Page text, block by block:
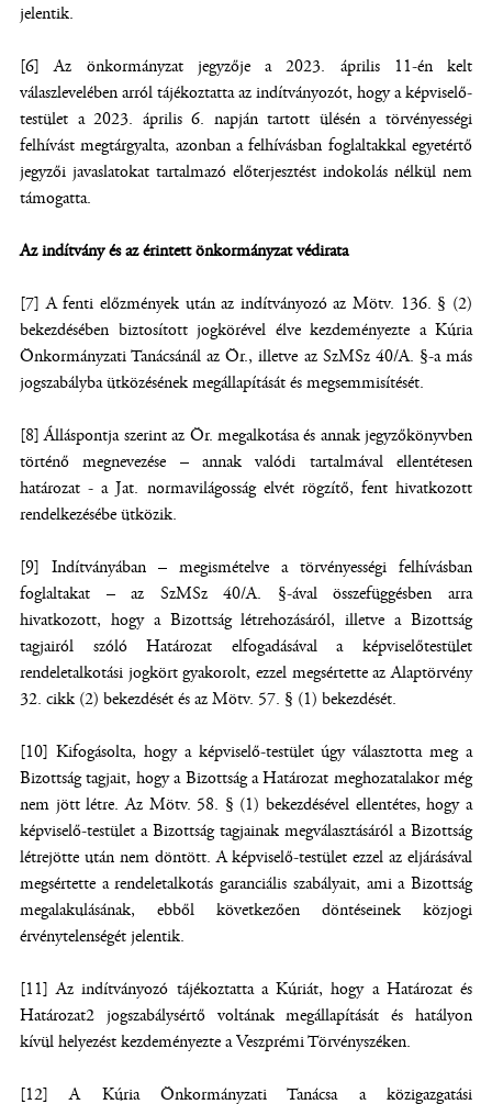
jelentik.
[6] Az önkormányzat jegyzője a 2023. április 11-én kelt
válaszlevelében arról tájékoztatta az indítványozót, hogy a képviselő-
testület a 2023. április 6. napján tartott ülésén a törvényességi
felhívást megtárgyalta, azonban a felhívásban foglaltakkal egyetértő
jegyzői javaslatokat tartalmazó előterjesztést indokolás nélkül nem
támogatta.
Az indítvány és az érintett önkormányzat védirata
[7] A fenti előzmények után az indítványozó az Mötv. 136. § (2)
bekezdésében biztosított jogkörével élve kezdeményezte a Kúria
Önkormányzati Tanácsánál az Ör., illetve az SzMSz 40/A. §-a más
jogszabályba ütközésének megállapítását és megsemmisítését.
[8] Álláspontja szerint az Ör. megalkotása és annak jegyzőkönyvben
történő megnevezése – annak valódi tartalmával ellentétesen
határozat - a Jat. normavilágosság elvét rögzítő, fent hivatkozott
rendelkezésébe ütközik.
[9] Indítványában – megismételve a törvényességi felhívásban
foglaltakat – az SzMSz 40/A. §-ával összefüggésben arra
hivatkozott, hogy a Bizottság létrehozásáról, illetve a Bizottság
tagjairól szóló Határozat elfogadásával a képviselőtestület
rendeletalkotási jogkört gyakorolt, ezzel megsértette az Alaptörvény
32. cikk (2) bekezdését és az Mötv. 57. § (1) bekezdését.
[10] Kifogásolta, hogy a képviselő-testület úgy választotta meg a
Bizottság tagjait, hogy a Bizottság a Határozat meghozatalakor még
nem jött létre. Az Mötv. 58. § (1) bekezdésével ellentétes, hogy a
képviselő-testület a Bizottság tagjainak megválasztásáról a Bizottság
létrejötte után nem döntött. A képviselő-testület ezzel az eljárásával
megsértette a rendeletalkotás garanciális szabályait, ami a Bizottság
megalakulásának, ebből következően döntéseinek közjogi
érvénytelenségét jelentik.
[11] Az indítványozó tájékoztatta a Kúriát, hogy a Határozat és
Határozat2 jogszabálysértő voltának megállapítását és hatályon
kívül helyezést kezdeményezte a Veszprémi Törvényszéken.
[12] A Kúria Önkormányzati Tanácsa a közigazgatási